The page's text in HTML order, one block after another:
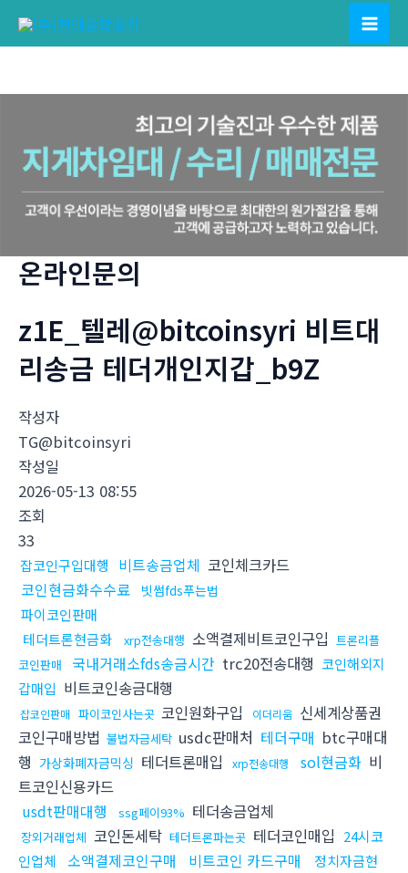
Main
온라인문의
z1E_텔레@bitcoinsyri 비트대
리송금 테더개인지갑_b9Z
작성자
TG@bitcoinsyri
작성일
2026-05-13 08:55
조회
33
잡코인구입대행 비트송금업체 코인체크카드
코인현금화수수료
빗썸fds푸는법
파이코인판매
테더트론현금화
xrp전송대행 소액결제비트코인구입 트론리플
코인판매
국내거래소fds송금시간 trc20전송대행 코인해외지
갑매입 비트코인송금대행
잡코인판매 파이코인사는곳 코인원화구입 이더리움 신세계상품권
코인구매방법 불법자금세탁 usdc판매처 테더구매 btc구매대
행 가상화폐자금믹싱 테더트론매입 xrp전송대행 sol현금화 비
트코인신용카드
usdt판매대행
ssg페이93% 테더송금업체
장외거래업체 코인돈세탁 테더트론파는곳 테더코인매입 24시코
인업체
소액결제코인구매 비트코인 카드구매
정치자금현